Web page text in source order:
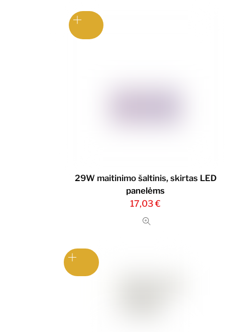
29W maitinimo šaltinis, skirtas LED
panelėms
17,03€